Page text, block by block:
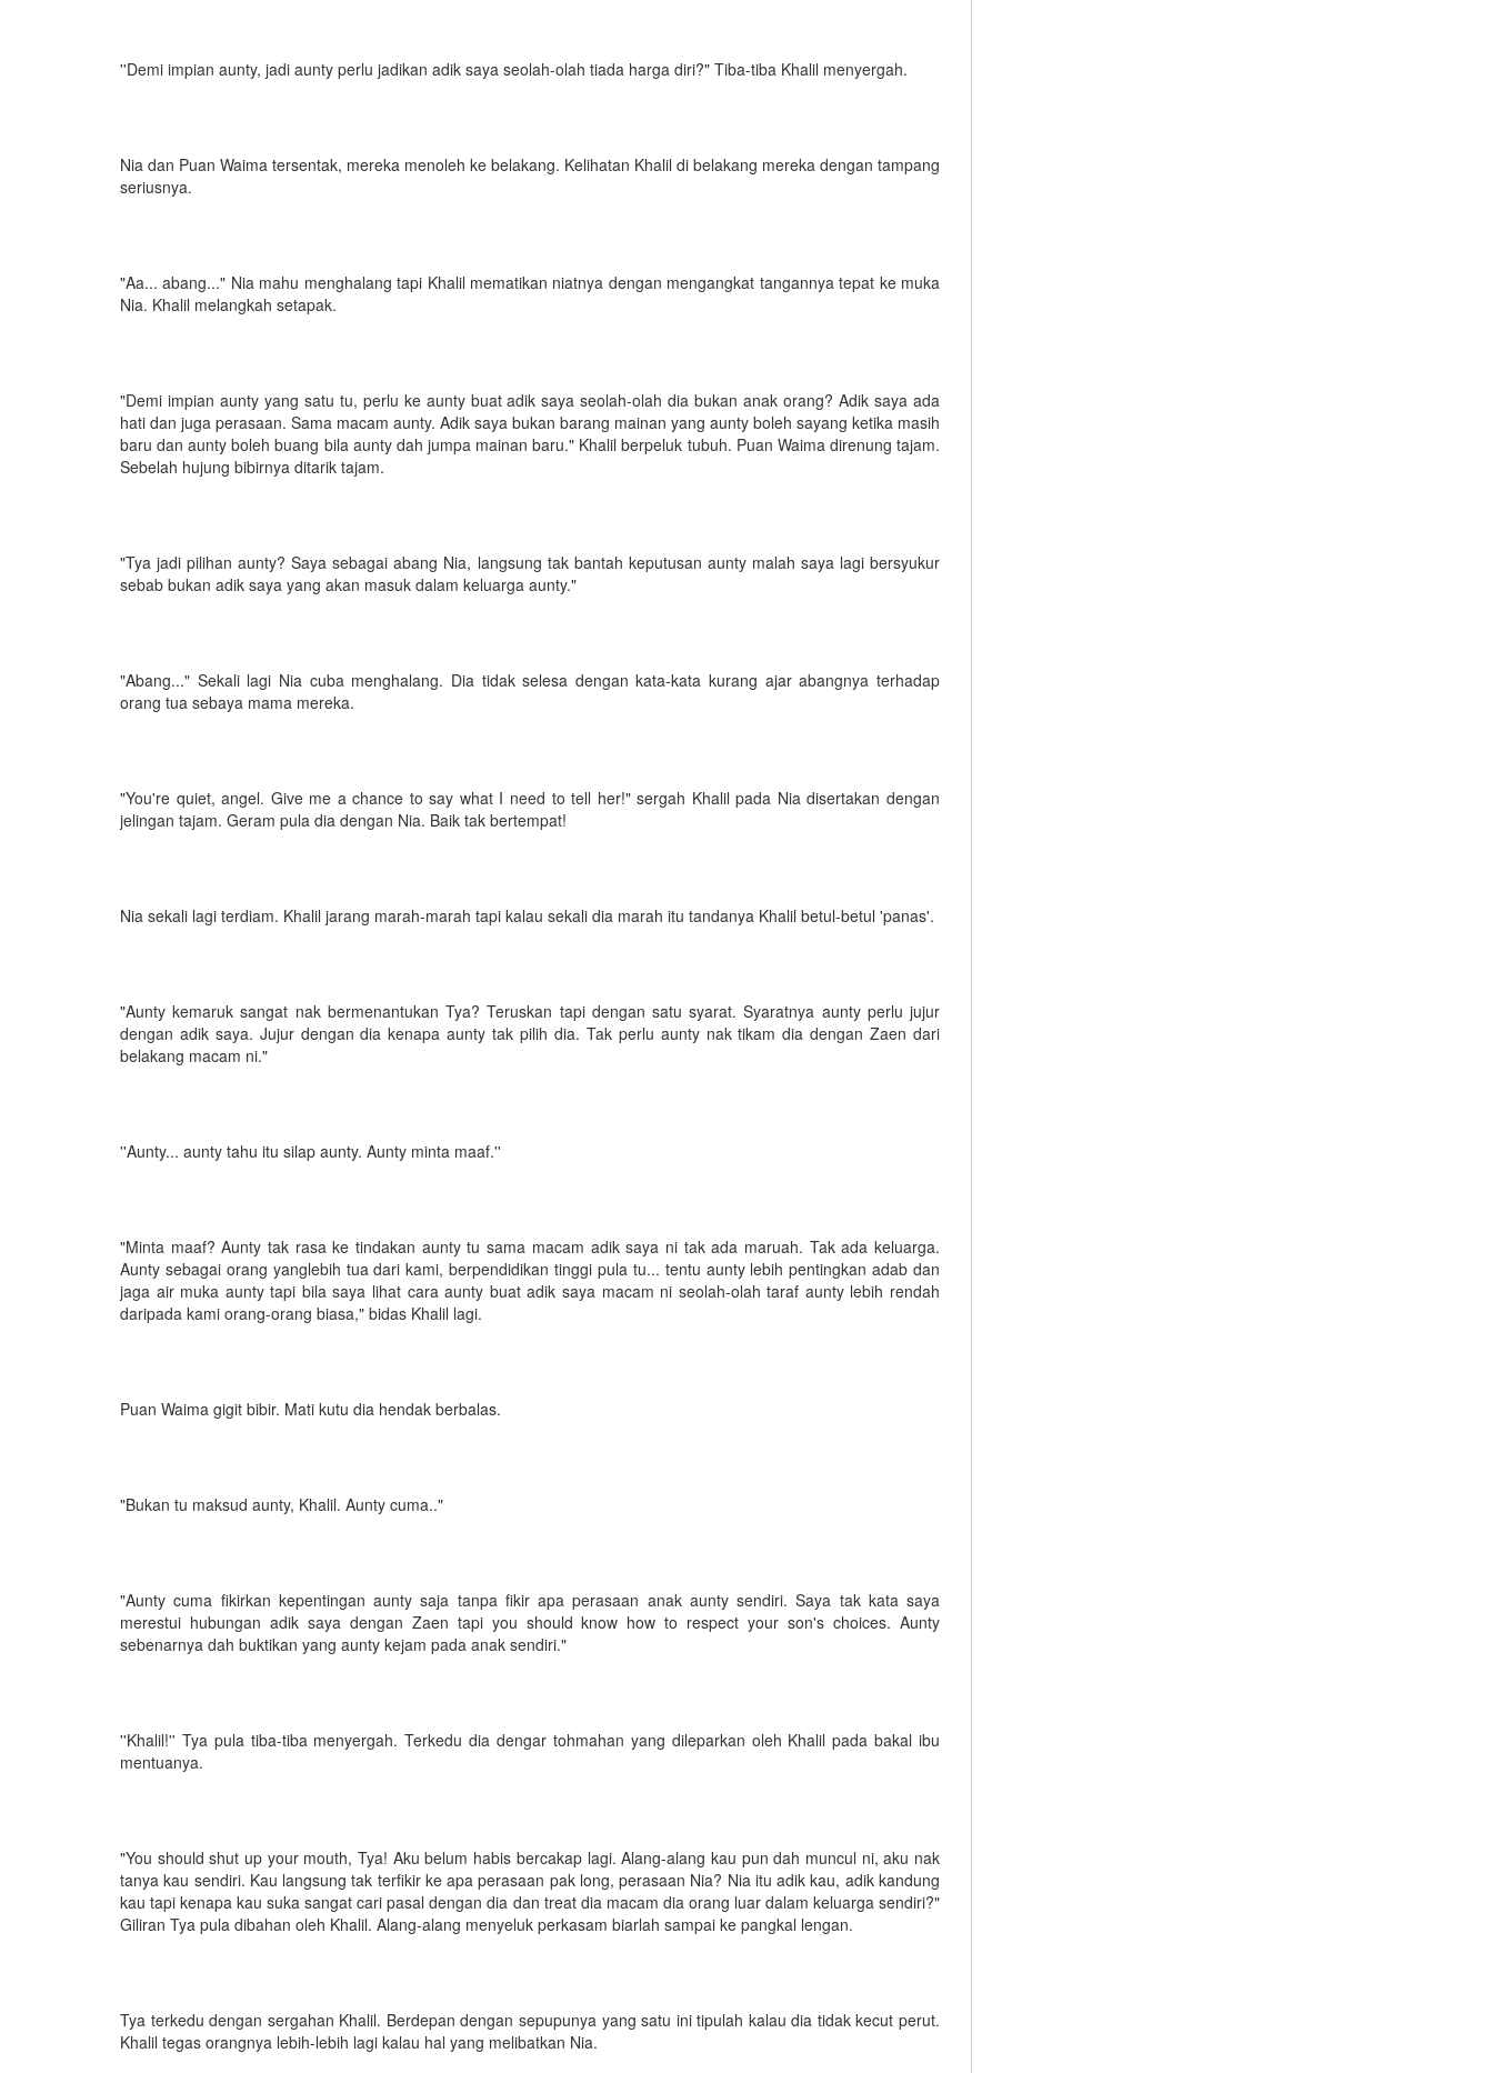
''Demi impian aunty, jadi aunty perlu jadikan adik saya seolah-olah tiada harga diri?" Tiba-tiba Khalil menyergah.
Nia dan Puan Waima tersentak, mereka menoleh ke belakang. Kelihatan Khalil di belakang mereka dengan tampang
seriusnya.
"Aa... abang..." Nia mahu menghalang tapi Khalil mematikan niatnya dengan mengangkat tangannya tepat ke muka
Nia. Khalil melangkah setapak.
"Demi impian aunty yang satu tu, perlu ke aunty buat adik saya seolah-olah dia bukan anak orang? Adik saya ada
hati dan juga perasaan. Sama macam aunty. Adik saya bukan barang mainan yang aunty boleh sayang ketika masih
baru dan aunty boleh buang bila aunty dah jumpa mainan baru." Khalil berpeluk tubuh. Puan Waima direnung tajam.
Sebelah hujung bibirnya ditarik tajam.
"Tya jadi pilihan aunty? Saya sebagai abang Nia, langsung tak bantah keputusan aunty malah saya lagi bersyukur
sebab bukan adik saya yang akan masuk dalam keluarga aunty."
"Abang..." Sekali lagi Nia cuba menghalang. Dia tidak selesa dengan kata-kata kurang ajar abangnya terhadap
orang tua sebaya mama mereka.
"You're quiet, angel. Give me a chance to say what I need to tell her!" sergah Khalil pada Nia disertakan dengan
jelingan tajam. Geram pula dia dengan Nia. Baik tak bertempat!
Nia sekali lagi terdiam. Khalil jarang marah-marah tapi kalau sekali dia marah itu tandanya Khalil betul-betul 'panas'.
"Aunty kemaruk sangat nak bermenantukan Tya? Teruskan tapi dengan satu syarat. Syaratnya aunty perlu jujur
dengan adik saya. Jujur dengan dia kenapa aunty tak pilih dia. Tak perlu aunty nak tikam dia dengan Zaen dari
belakang macam ni."
''Aunty... aunty tahu itu silap aunty. Aunty minta maaf.''
"Minta maaf? Aunty tak rasa ke tindakan aunty tu sama macam adik saya ni tak ada maruah. Tak ada keluarga.
Aunty sebagai orang yanglebih tua dari kami, berpendidikan tinggi pula tu... tentu aunty lebih pentingkan adab dan
jaga air muka aunty tapi bila saya lihat cara aunty buat adik saya macam ni seolah-olah taraf aunty lebih rendah
daripada kami orang-orang biasa," bidas Khalil lagi.
Puan Waima gigit bibir. Mati kutu dia hendak berbalas.
"Bukan tu maksud aunty, Khalil. Aunty cuma.."
"Aunty cuma fikirkan kepentingan aunty saja tanpa fikir apa perasaan anak aunty sendiri. Saya tak kata saya
merestui hubungan adik saya dengan Zaen tapi you should know how to respect your son's choices. Aunty
sebenarnya dah buktikan yang aunty kejam pada anak sendiri."
''Khalil!'' Tya pula tiba-tiba menyergah. Terkedu dia dengar tohmahan yang dileparkan oleh Khalil pada bakal ibu
mentuanya.
"You should shut up your mouth, Tya! Aku belum habis bercakap lagi. Alang-alang kau pun dah muncul ni, aku nak
tanya kau sendiri. Kau langsung tak terfikir ke apa perasaan pak long, perasaan Nia? Nia itu adik kau, adik kandung
kau tapi kenapa kau suka sangat cari pasal dengan dia dan treat dia macam dia orang luar dalam keluarga sendiri?"
Giliran Tya pula dibahan oleh Khalil. Alang-alang menyeluk perkasam biarlah sampai ke pangkal lengan.
Tya terkedu dengan sergahan Khalil. Berdepan dengan sepupunya yang satu ini tipulah kalau dia tidak kecut perut.
Khalil tegas orangnya lebih-lebih lagi kalau hal yang melibatkan Nia.